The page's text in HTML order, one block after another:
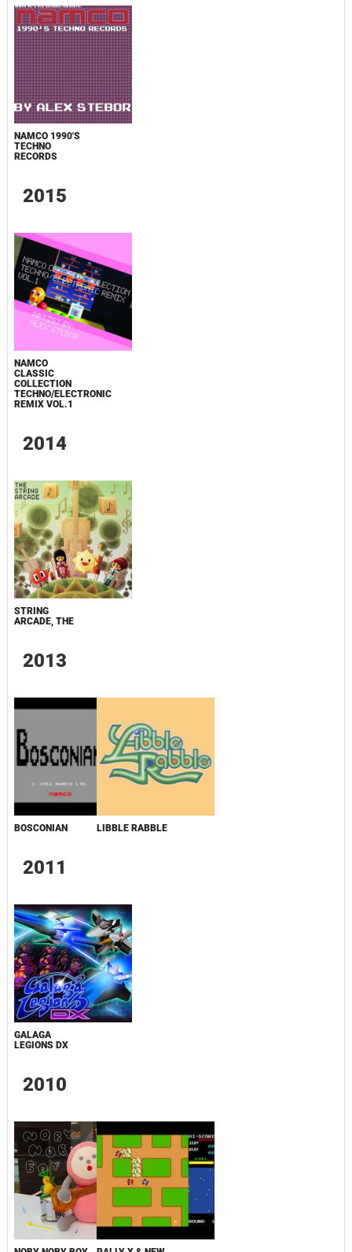
NAMCO 1990'S
TECHNO
RECORDS
2015
NAMCO
CLASSIC
COLLECTION
TECHNO/ELECTRONIC
REMIX VOL.1
2014
STRING
ARCADE, THE
2013
BOSCONIAN LIBBLE RABBLE
2011
GALAGA
LEGIONS DX
2010